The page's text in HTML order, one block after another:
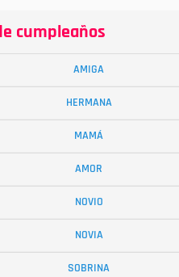
cumpleaños
AMIGA
HERMANA
MAMÁ
AMOR
NOVIO
NOVIA
SOBRINA